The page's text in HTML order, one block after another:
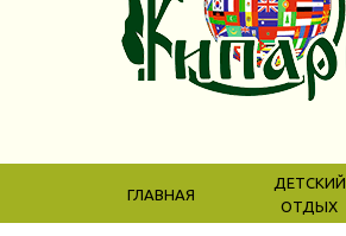
ГЛАВНАЯ
ДЕТСКИЙ
ОТДЫХ